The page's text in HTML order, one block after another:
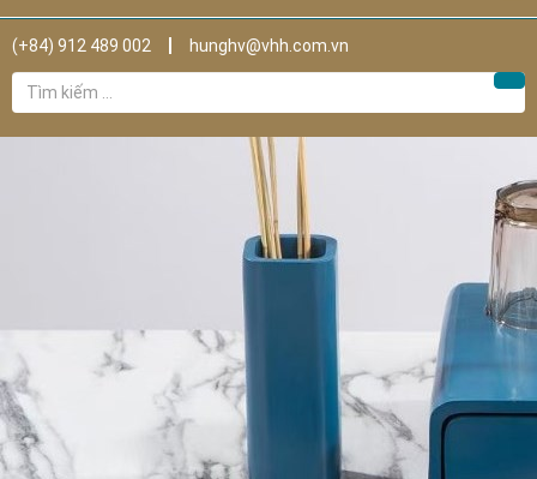
(+84) 912 489 002
hunghv@vhh.com.vn
Tìm
kiếm
cho: